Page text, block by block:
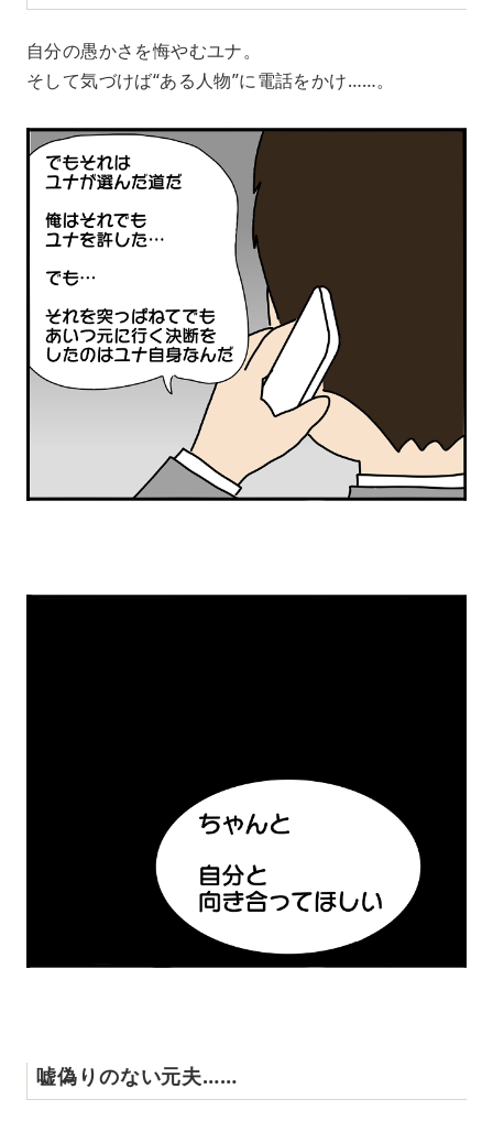
自分の愚かさを悔やむユナ。
そして気づけば“ある人物”に電話をかけ……。
嘘偽りのない元夫……